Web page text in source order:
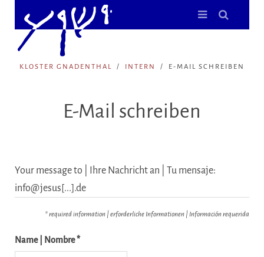
KLOSTER GNADENTHAL INTERN E-MAIL SCHREIBEN
E-Mail schreiben
Your message to | Ihre Nachricht an | Tu mensaje:
info@jesus[...].de
* required information | erforderliche Informationen | Información requerida
Name | Nombre *